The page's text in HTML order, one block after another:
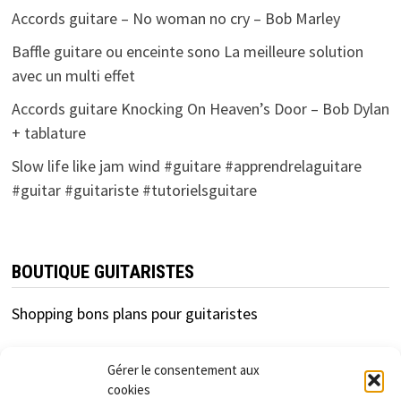
Gérer le consentement aux
cookies
Accords guitare – No woman no cry – Bob Marley
Baffle guitare ou enceinte sono La meilleure solution
avec un multi effet
Accords guitare Knocking On Heaven’s Door – Bob Dylan
+ tablature
Slow life like jam wind #guitare #apprendrelaguitare
#guitar #guitariste #tutorielsguitare
BOUTIQUE GUITARISTES
Shopping bons plans pour guitaristes